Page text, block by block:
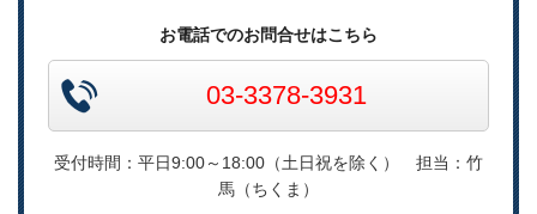
お電話でのお問合せはこちら
03-3378-3931
受付時間：平日9:00～18:00（土日祝を除く） 担当：竹
馬（ちくま）